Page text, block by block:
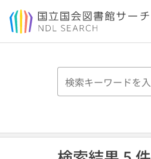
本文へ移動